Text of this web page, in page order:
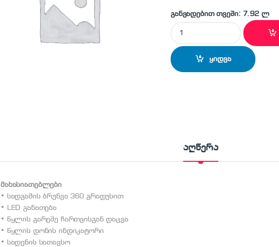
განვადებით თვეში: 7.92 ლ
Beko WKM 6321 W ჩაიდანი
ყიდვა
აღწერა
მახასიათებლები
• სადგამის ბრუნვა 360 გრადუსით
• LED განათება
• წყლის გარეშე ჩართვისგან დაცვა
• წყლის დონის ინდიკატორი
• სადენის სათავსო